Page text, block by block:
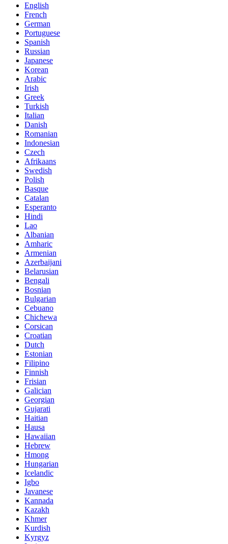
English
French
German
Portuguese
Spanish
Russian
Japanese
Korean
Arabic
Irish
Greek
Turkish
Italian
Danish
Romanian
Indonesian
Czech
Afrikaans
Swedish
Polish
Basque
Catalan
Esperanto
Hindi
Lao
Albanian
Amharic
Armenian
Azerbaijani
Belarusian
Bengali
Bosnian
Bulgarian
Cebuano
Chichewa
Corsican
Croatian
Dutch
Estonian
Filipino
Finnish
Frisian
Galician
Georgian
Gujarati
Haitian
Hausa
Hawaiian
Hebrew
Hmong
Hungarian
Icelandic
Igbo
Javanese
Kannada
Kazakh
Khmer
Kurdish
Kyrgyz